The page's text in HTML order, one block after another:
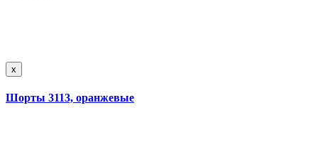
x
Шорты 3113, оранжевые